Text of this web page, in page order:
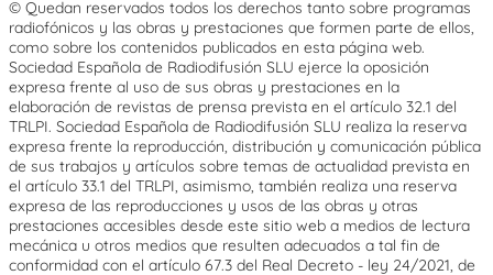
© Quedan reservados todos los derechos tanto sobre programas
radiofónicos y las obras y prestaciones que formen parte de ellos,
como sobre los contenidos publicados en esta página web.
Sociedad Española de Radiodifusión SLU ejerce la oposición
expresa frente al uso de sus obras y prestaciones en la
elaboración de revistas de prensa prevista en el artículo 32.1 del
TRLPI. Sociedad Española de Radiodifusión SLU realiza la reserva
expresa frente la reproducción, distribución y comunicación pública
de sus trabajos y artículos sobre temas de actualidad prevista en
el artículo 33.1 del TRLPI, asimismo, también realiza una reserva
expresa de las reproducciones y usos de las obras y otras
prestaciones accesibles desde este sitio web a medios de lectura
mecánica u otros medios que resulten adecuados a tal fin de
conformidad con el artículo 67.3 del Real Decreto - ley 24/2021, de